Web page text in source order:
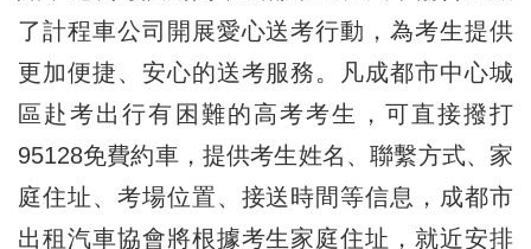
了計程車公司開展愛心送考行動，為考生提供
更加便捷、安心的送考服務。凡成都市中心城
區赴考出行有困難的高考考生，可直接撥打
95128免費約車，提供考生姓名、聯繫方式、家
庭住址、考場位置、接送時間等信息，成都市
出租汽車協會將根據考生家庭住址，就近安排